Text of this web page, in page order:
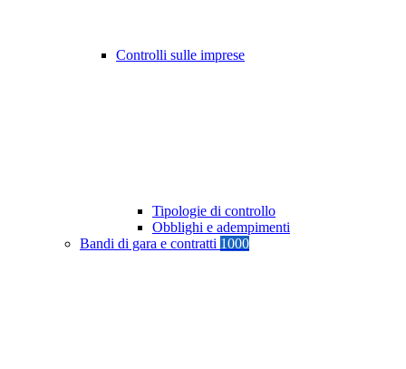
Controlli sulle imprese
Tipologie di controllo
Obblighi e adempimenti
Bandi di gara e contratti 1000